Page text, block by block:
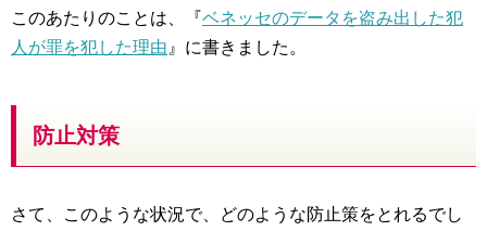
このあたりのことは、『ベネッセのデータを盗み出した犯
人が罪を犯した理由 』に書きました。
防止対策
さて、このような状況で、どのような防止策をとれるでし